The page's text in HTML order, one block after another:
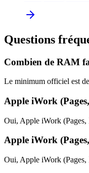
Questions
Combien de RAM
Le minimum officiel est de
Apple iWork
Oui, Apple iWork
Apple iWork
Oui, Apple iWork